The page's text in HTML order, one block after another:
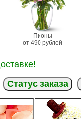
Пионы
от 490 рублей
Статус заказа